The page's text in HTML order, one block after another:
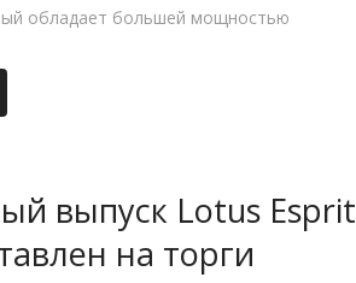
обладает большей мощностью
выпуск Lotus Esprit
на торги